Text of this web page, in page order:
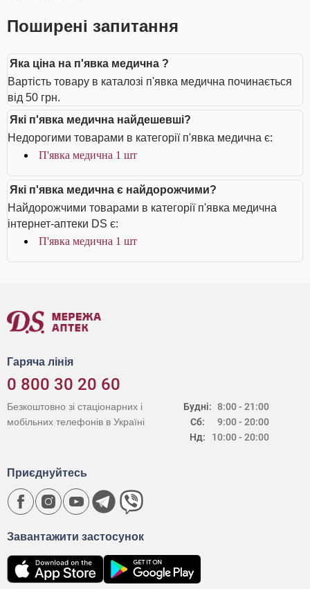
Поширені запитання
Яка ціна на п'явка медична ?
Вартість товару в каталозі п'явка медична починається
від 50 грн.
Які п'явка медична найдешевші?
Недорогими товарами в категорії п'явка медична є:
П'явка медична 1 шт
Які п'явка медична є найдорожчими?
Найдорожчими товарами в категорії п'явка медична
інтернет-аптеки DS є:
П'явка медична 1 шт
Гаряча лінія
0 800 30 20 60
Будні:
Сб:
Нд:
8:00 - 21:00
9:00 - 20:00
10:00 - 20:00
Безкоштовно зі стаціонарних і
мобільних телефонів в Україні
Завантажити застосунок
Приєднуйтесь